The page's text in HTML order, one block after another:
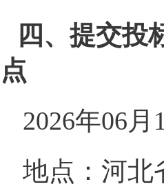
四、提交投
点
2026年06
地点：河北